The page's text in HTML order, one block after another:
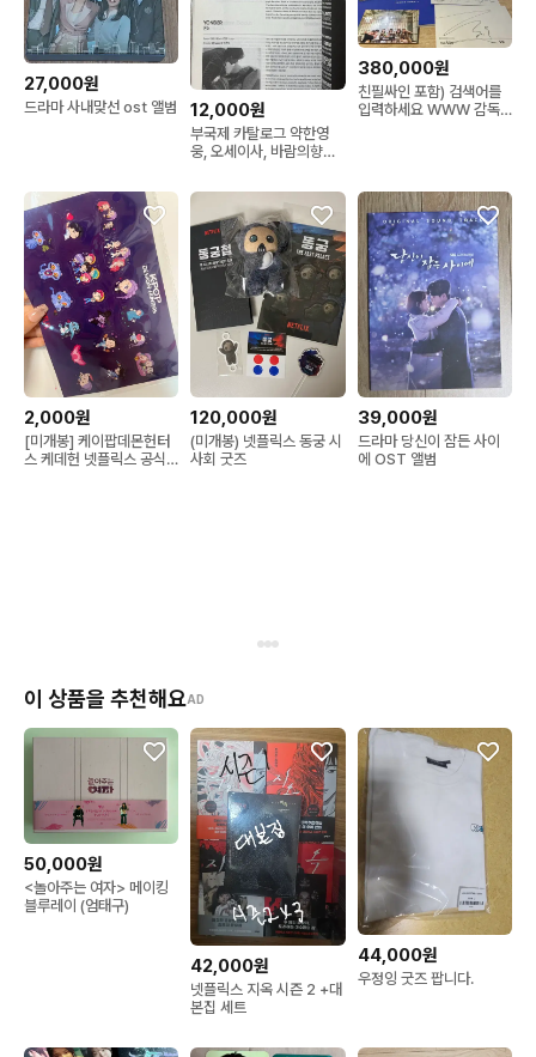
27,000원
드라마 사내맞선 ost 앨범 12,000원
부국제 카탈로그 약한영
웅, 오세이사, 바람의향기,
380,000원
친필싸인 포함) 검색어를
입력하세요 WWW 감독
2,000원
[미개봉] 케이팝데몬헌터
스 케데헌 넷플릭스 공식
120,000원
(미개봉) 넷플릭스 동궁 시
사회 굿즈
39,000원
드라마 당신이 잠든 사이
에 OST 앨범
이 상품을 추천해요AD
50,000원
<놀아주는 여자> 메이킹
블루레이 (엄태구)
42,000원
넷플릭스 지옥 시즌 2 +대
본집 세트
44,000원
우정잉 굿즈 팝니다.